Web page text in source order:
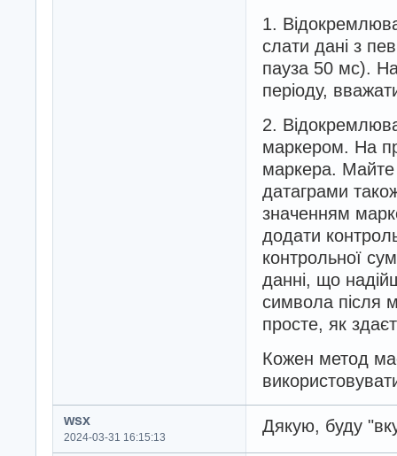
1.
слати дані з
пауза 50 мс).
періоду,
2.
маркером. На
маркера. Майте
датаграми
значенням
додати
контрольної
данні, що
символа після
просте, як
Кожен метод
wsx
2024-03-31 16:15:13
Дякую, буду